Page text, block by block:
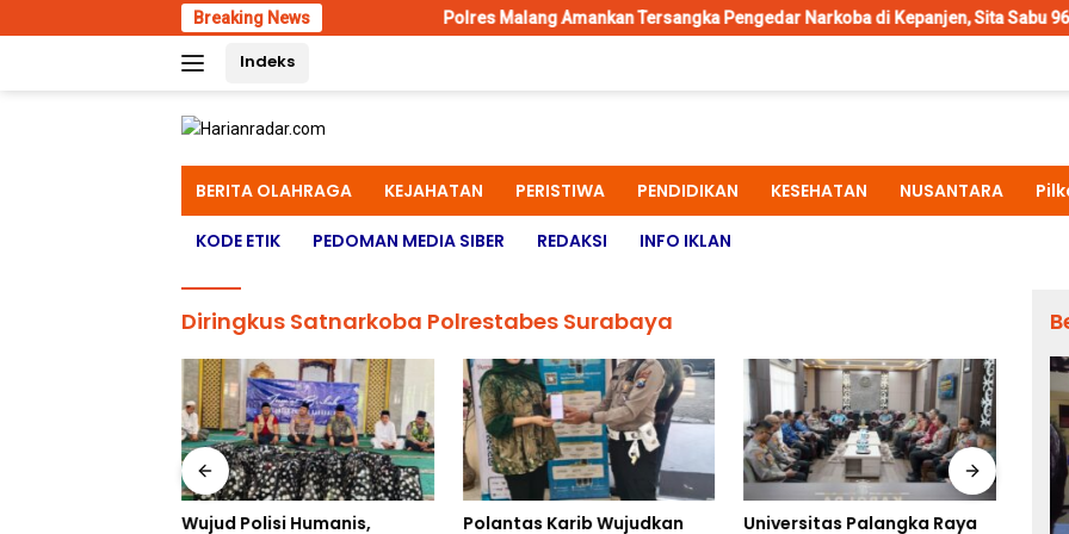
to
Breaking NewsPolres Malang Amankan Tersangka Pengedar Narkoba di Kepanjen, Sita Sabu 96 Gram dan Ganja
Indeks
BERITA OLAHRAGA KEJAHATAN PERISTIWA PENDIDIKAN KESEHATAN NUSANTARA
KODE ETIK PEDOMAN MEDIA SIBER REDAKSI INFO IKLAN
Diringkus Satnarkoba Polrestabes Surabaya
Wujud Polisi Humanis,
Polantas Karib Wujudkan
Universitas Palangka Raya